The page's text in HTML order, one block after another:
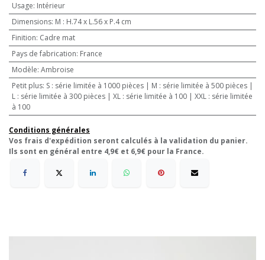
Usage: Intérieur
Dimensions:
M : H.74 x L.56 x P.4 cm
Finition: Cadre mat
Pays de fabrication: France
Modèle: Ambroise
Petit plus: S : série limitée à 1000 pièces | M : série limitée à 500 pièces |
L : série limitée à 300 pièces | XL : série limitée à 100 | XXL : série limitée
à 100
Conditions générales
Vos frais d'expédition seront calculés à la validation du panier.
Ils sont en général entre 4,9€ et 6,9€ pour la France.